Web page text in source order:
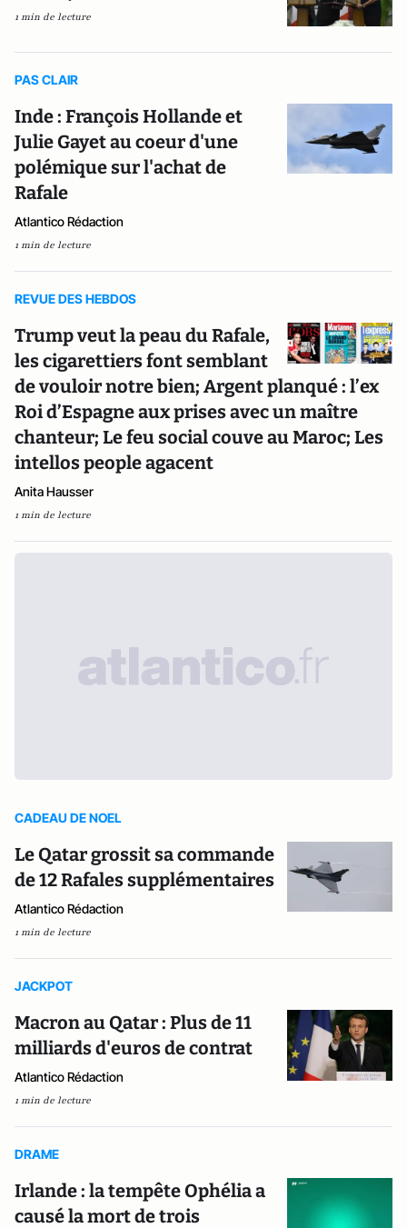
1 min de lecture
PAS CLAIR
Inde : François Hollande et
Julie Gayet au coeur d'une
polémique sur l'achat de
Rafale
Atlantico Rédaction
1 min de lecture
REVUE DES HEBDOS
Trump veut la peau du Rafale,
les cigarettiers font semblant
de vouloir notre bien; Argent planqué : l’ex
Roi d’Espagne aux prises avec un maître
chanteur; Le feu social couve au Maroc; Les
intellos people agacent
Anita Hausser
1 min de lecture
CADEAU DE NOEL
Le Qatar grossit sa commande
de 12 Rafales supplémentaires
Atlantico Rédaction
1 min de lecture
JACKPOT
Macron au Qatar : Plus de 11
milliards d'euros de contrat
Atlantico Rédaction
1 min de lecture
DRAME
Irlande : la tempête Ophélia a
causé la mort de trois